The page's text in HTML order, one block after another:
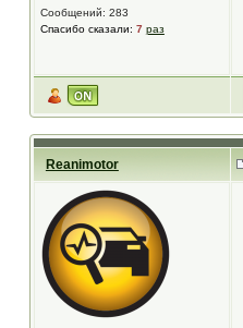
Сообщений: 283
Спасибо сказали: 7 раз
Reanimotor